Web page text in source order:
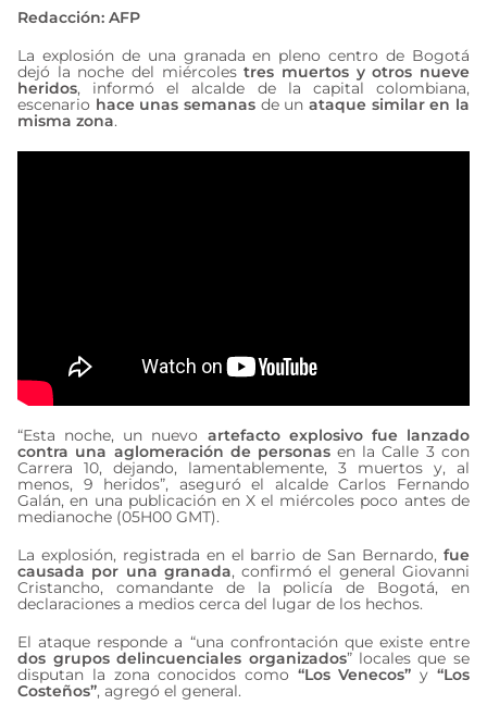
Redacción: AFP
La explosión de una granada en pleno centro de Bogotá
dejó la noche del miércolestres muertos y otros nueve
heridos, informó el alcalde de la capital colombiana,
escenario hace unas semanas de un ataque similar en la
misma zona.
“Esta noche, un nuevo artefacto explosivo fue lanzado
contra una aglomeración de personasen la Calle 3 con
Carrera 10, dejando, lamentablemente, 3 muertos y, al
menos, 9 heridos”, aseguró el alcalde Carlos Fernando
Galán, en una publicación en X el miércoles poco antes de
medianoche (05H00 GMT).
La explosión, registrada en el barrio de San Bernardo, fue
causada por una granada, confirmó el general Giovanni
Cristancho, comandante de la policía de Bogotá, en
declaraciones a medios cerca del lugar de los hechos.
El ataque responde a “una confrontación que existe entre
dos grupos delincuenciales organizados” locales que se
disputan la zona conocidos como “Los Venecos” y “Los
Costeños”, agregó el general.